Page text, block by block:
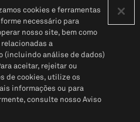
do cliente (em inglês)
© 2026 S&P Global
cookies e ferramentas
necessário para
nosso site, bem como
a
(incluindo análise de dados)
aceitar, rejeitar ou
de cookies, utilize os
informações ou para
consulte nosso Aviso